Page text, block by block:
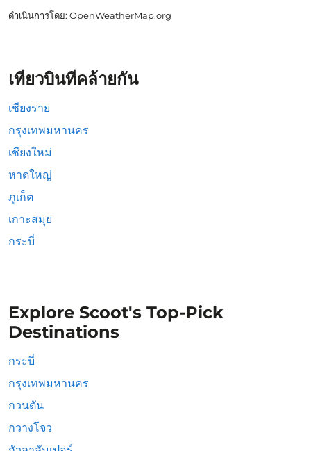
ดำเนินการโดย: OpenWeatherMap.org
เที่ยวบินที่คล้ายกัน
เชียงราย
กรุงเทพมหานคร
เชียงใหม่
หาดใหญ่
ภูเก็ต
เกาะสมุย
กระบี่
Explore Scoot's Top-Pick
Destinations
กระบี่
กรุงเทพมหานคร
กวนตัน
กวางโจว